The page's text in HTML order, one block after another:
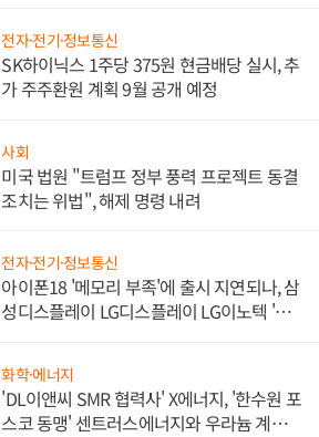
전자·전기·정보통신
SK하이닉스 1주당 375원 현금배당 실시, 추
가 주주환원 계획 9월 공개 예정
사회
미국 법원 "트럼프 정부 풍력 프로젝트 동결
조치는 위법", 해제 명령 내려
전자·전기·정보통신
아이폰18 '메모리 부족'에 출시 지연되나, 삼
성디스플레이 LG디스플레이 LG이노텍 '탈
화학·에너지
'DL이앤씨 SMR 협력사' X에너지, '한수원 포
스코 동맹' 센트러스에너지와 우라늄 계약